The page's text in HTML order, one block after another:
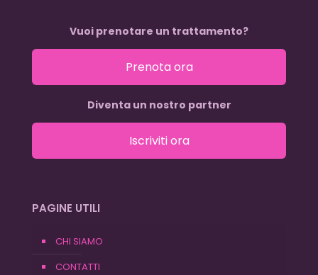
Vuoi prenotare un trattamento?
Prenota ora
Diventa un nostro partner
Iscriviti ora
PAGINE UTILI
CHI SIAMO
CONTATTI